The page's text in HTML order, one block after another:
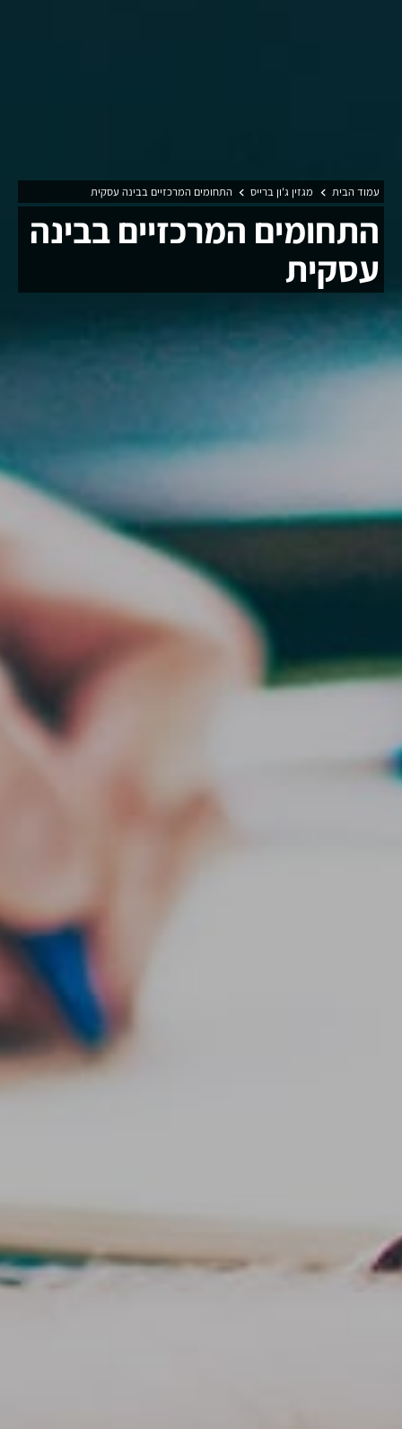
עמוד הבית מגזין ג'ון ברייס התחומים המרכזיים בבינה עסקית
התחומים המרכזיים בבינה
עסקית